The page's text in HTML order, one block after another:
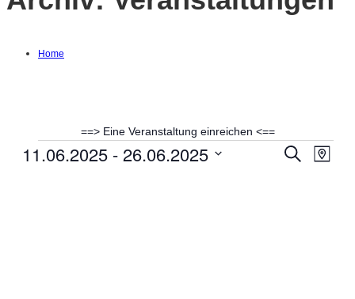
Home
==> Eine Veranstaltung einreichen <==
Veranstaltungen Suche
Karte
11.06.2025 - 26.06.2025